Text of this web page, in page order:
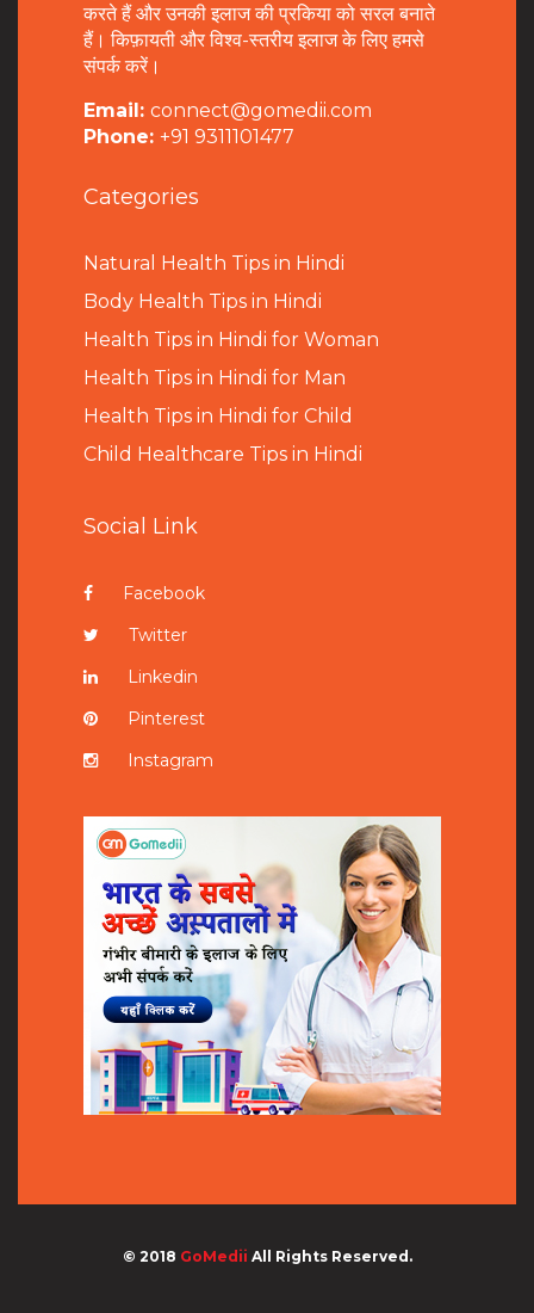
करते हैं और उनकी इलाज की प्रकिया को सरल बनाते
हैं। किफ़ायती और विश्व-स्तरीय इलाज के लिए हमसे
संपर्क करें।
Email: connect@gomedii.com
Phone: +91 9311101477
Categories
Natural Health Tips in Hindi
Body Health Tips in Hindi
Health Tips in Hindi for Woman
Health Tips in Hindi for Man
Health Tips in Hindi for Child
Child Healthcare Tips in Hindi
Social Link
Facebook
Twitter
Linkedin
Pinterest
Instagram
© 2018 GoMedii All Rights Reserved.